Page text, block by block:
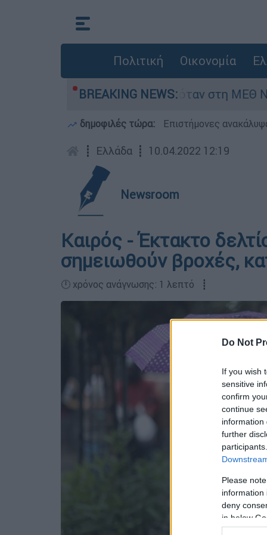
Do Not
If you wish
sensitive
confirm
continue
information
further
Please
information
deny
in below
Πολιτική Οικονομία
BREAKING NEWS:
8 ημερών - Νοσηλευόταν στη ΜΕΘ
δημοφιλές τώρα: Επιστήμονες
┋ Ελλάδα ┋ 10.04.2022 12:19
Newsroom
Καιρός - Έκτακτο
σημειωθούν βροχές,
🕛 χρόνος ανάγνωσης: 1 λεπτό ┋